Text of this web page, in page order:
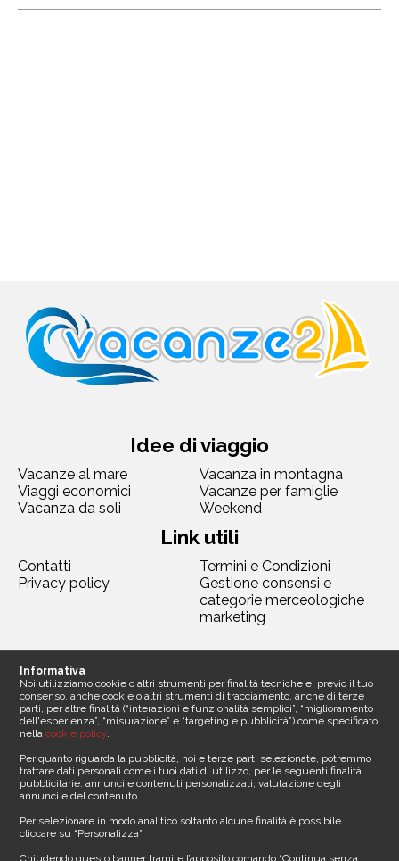
Contattaci
Sede legale
Via Dottesio 8
22100 Como ()
Idee di viaggio
Vacanze al mare
Vacanza in montagna
Viaggi economici
Vacanze per famiglie
Vacanza da soli
Weekend
Link utili
Contatti
Termini e Condizioni
Privacy policy
Gestione consensi e
categorie merceologiche
marketing
Informativa
Noi utilizziamo cookie o altri strumenti per finalità tecniche e, previo il tuo
consenso, anche cookie o altri strumenti di tracciamento, anche di terze
parti, per altre finalità (“interazioni e funzionalità semplici”, “miglioramento
dell'esperienza”, “misurazione” e “targeting e pubblicità”) come specificato
nellacookie policy.
Per quanto riguarda la pubblicità, noi e terze parti selezionate, potremmo
trattare dati personali come i tuoi dati di utilizzo, per le seguenti finalità
pubblicitarie: annunci e contenuti personalizzati, valutazione degli
annunci e del contenuto.
Per selezionare in modo analitico soltanto alcune finalità è possibile
cliccare su “Personalizza”.
Chiudendo questo banner tramite l’apposito comando “Continua senza